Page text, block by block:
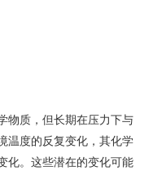
物质，但长期在压力下与
温度的反复变化，其化学
化。这些潜在的变化可能